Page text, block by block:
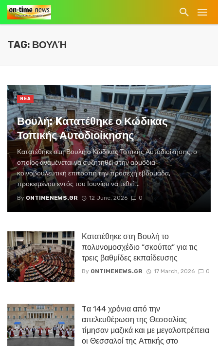
TAG: ΒΟΥΛΉ
Βουλή: Kατατέθηκε ο Κώδικας
Τοπικής Αυτοδιοίκησης
Κατατέθηκε στη Βουλή ο Κώδικας Τοπικής Αυτοδιοίκησης, ο
οποίος αναμένεται να συζητηθεί στην αρμόδια
κοινοβουλευτική επιτροπή την προσεχή εβδομάδα,
προκειμένου εντός του Ιουνίου να τεθεί ...
By ONTIMENEWS.GR 12 June, 2026 0
NEA
Κατατέθηκε στη Βουλή το
πολυνομοσχέδιο “σκούπα” για τις
τρεις βαθμίδες εκπαίδευσης
By ONTIMENEWS.GR 17 March, 2026 0
Tα 144 χρόνια από την
απελευθέρωση της Θεσσαλίας
τίμησαν μαζικά και με μεγαλοπρέπεια
οι Θεσσαλοί της Αττικής στο